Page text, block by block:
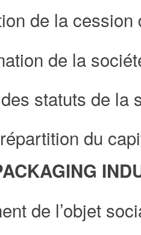
de la
de la
statuts de la
du
de l’objet